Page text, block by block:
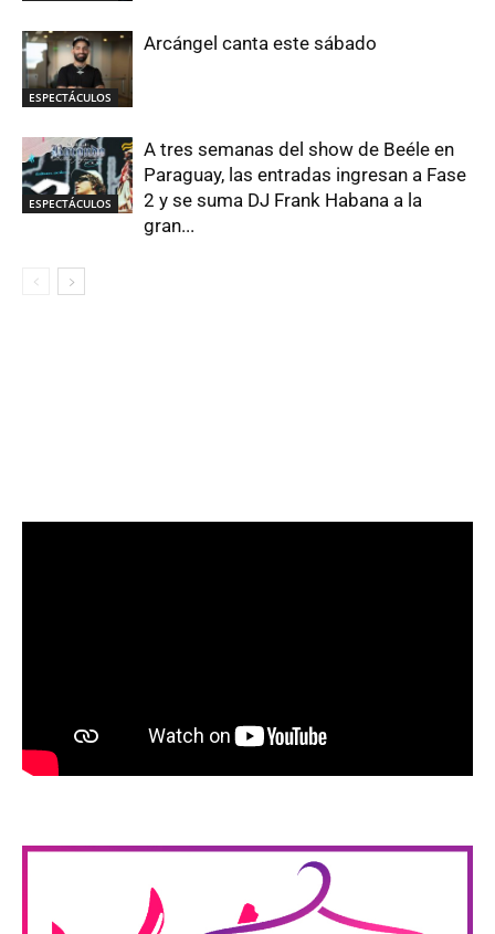
ESPECTÁCULOS
Arcángel canta este sábado
ESPECTÁCULOS
A tres semanas del show de Beéle en
Paraguay, las entradas ingresan a Fase
2 y se suma DJ Frank Habana a la
gran...